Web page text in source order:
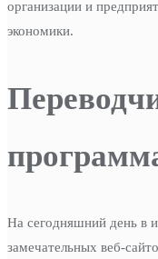
организации и
экономики.
На сегодняшний день в
замечательных веб-